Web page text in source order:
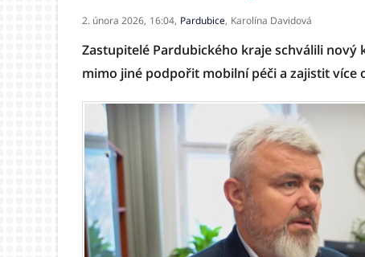
2. února 2026, 16:04, Pardubice, Karolína Davidová
Zastupitelé Pardubického kraje schválili nový
mimo jiné podpořit mobilní péči a zajistit více